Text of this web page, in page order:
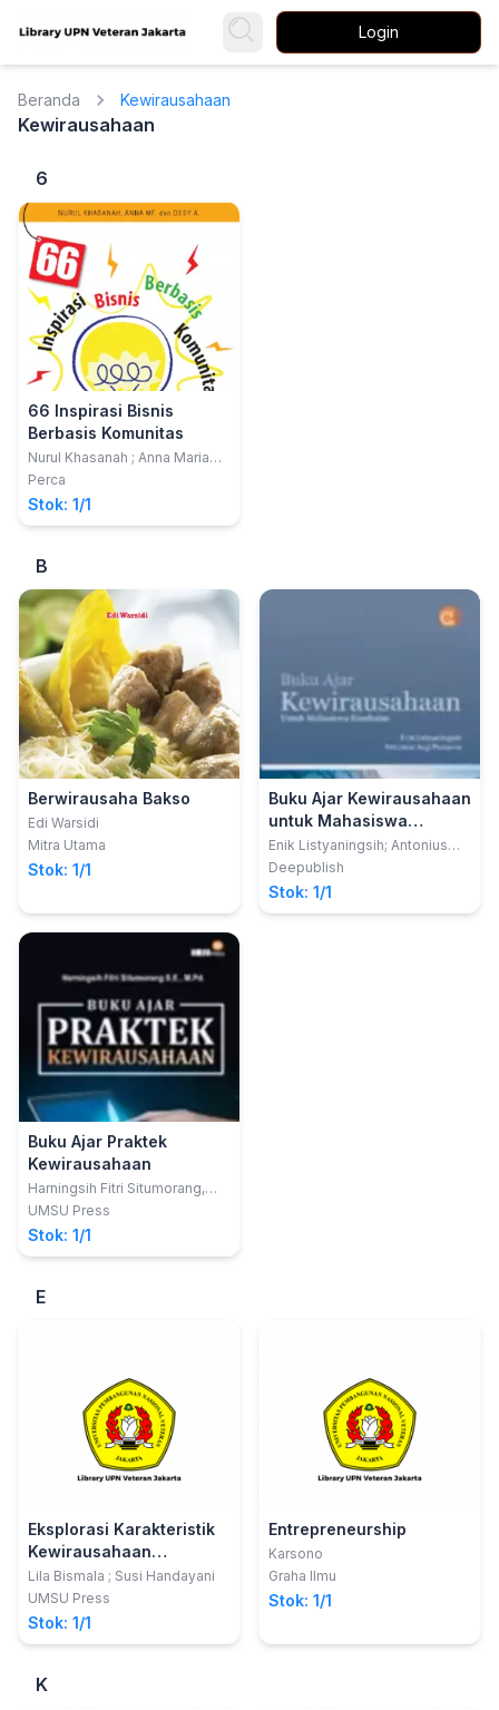
Login
Beranda Kewirausahaan
Kewirausahaan
6
66 Inspirasi Bisnis
Berbasis Komunitas
Nurul Khasanah ; Anna Maria
Faulina ; Desy Arisandy
Perca
Stok: 1/1
B
Berwirausaha Bakso
Edi Warsidi
Mitra Utama
Stok: 1/1
Buku Ajar Kewirausahaan
untuk Mahasiswa
Kesehatan
Enik Listyaningsih; Antonius
Yogi Pratama
Deepublish
Stok: 1/1
Buku Ajar Praktek
Kewirausahaan
Harningsih Fitri Situmorang,
S.E., M.Pd.
UMSU Press
Stok: 1/1
E
Eksplorasi Karakteristik
Kewirausahaan
PelakuUsaha Kecil
Menengah
Lila Bismala ; Susi Handayani
UMSU Press
Stok: 1/1
Entrepreneurship
Karsono
Graha Ilmu
Stok: 1/1
K